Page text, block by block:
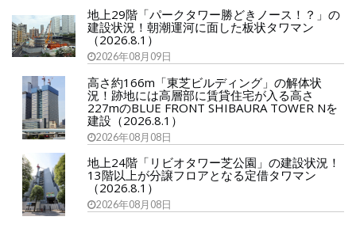
地上29階「パークタワー勝どきノース！？」の
建設状況！朝潮運河に面した板状タワマン
（2026.8.1）
2026年08月09日
高さ約166m「東芝ビルディング」の解体状
況！跡地には高層部に賃貸住宅が入る高さ
227mのBLUE FRONT SHIBAURA TOWER Nを
建設（2026.8.1）
2026年08月08日
地上24階「リビオタワー芝公園」の建設状況！
13階以上が分譲フロアとなる定借タワマン
（2026.8.1）
2026年08月08日